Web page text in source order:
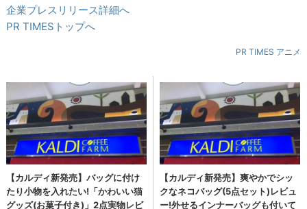
企業プレスリリース詳細へ
PR TIMESトップへ
PR TIMES アニメ